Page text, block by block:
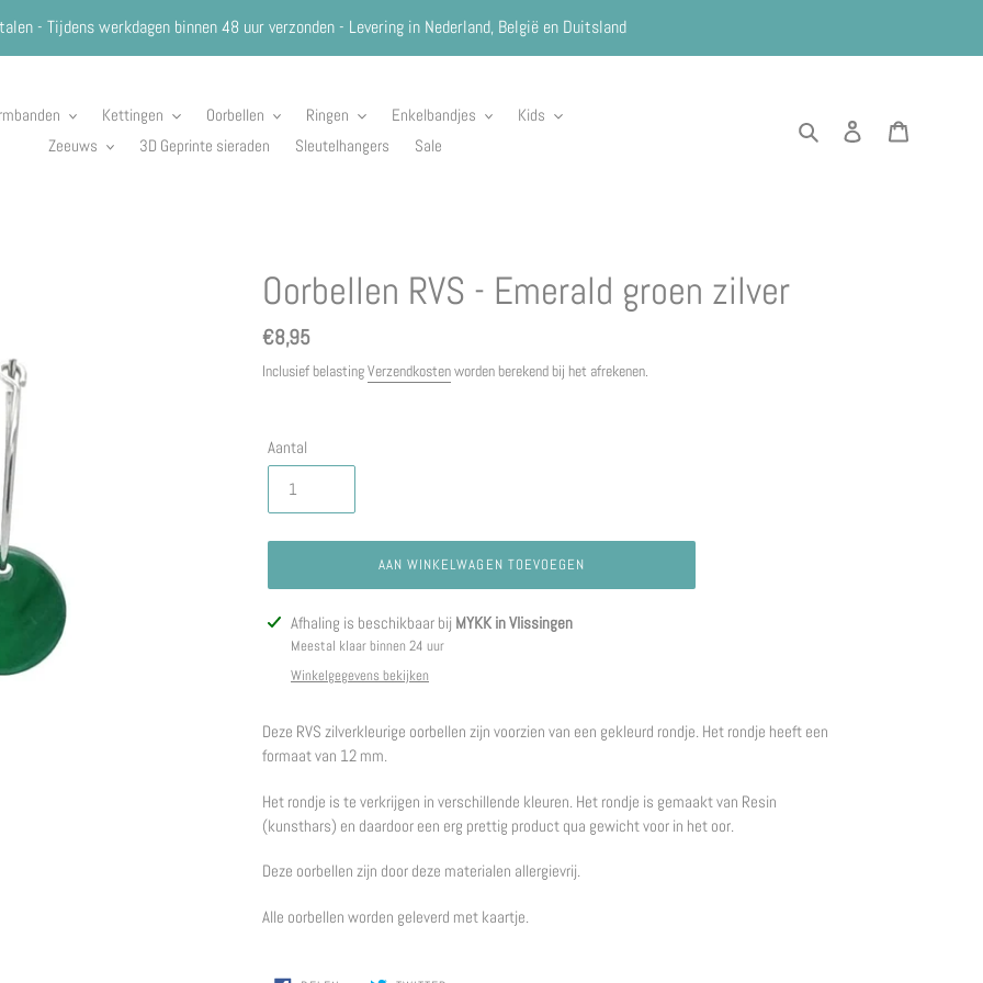
- Tijdens werkdagen binnen 48 uur verzonden - Levering in Nederland, België en Duitsland
Kettingen Oorbellen Ringen Enkelbandjes
Kids
Zeeuws
3D Geprinte sieraden Sleutelhangers Sale
Zoeken Aanmelden
Oorbellen RVS - Emerald groen zilver
Normale
prijs
€8,95
Inclusief belastingVerzendkostenworden berekend bij het afrekenen.
Aantal
AAN WINKELWAGEN TOEVOEGEN
Product
toegevoegen
Afhaling is beschikbaar bij MYKK in Vlissingen
Meestal klaar binnen 24 uur
Winkelgegevens bekijken
Deze RVS zilverkleurige oorbellen zijn voorzien van een gekleurd rondje. Het rondje heeft een
formaat van 12 mm.
Het rondje is te verkrijgen in verschillende kleuren. Het rondje is gemaakt van Resin
(kunsthars) en daardoor een erg prettig product qua gewicht voor in het oor.
Deze oorbellen zijn door deze materialen allergievrij.
Alle oorbellen worden geleverd met kaartje.